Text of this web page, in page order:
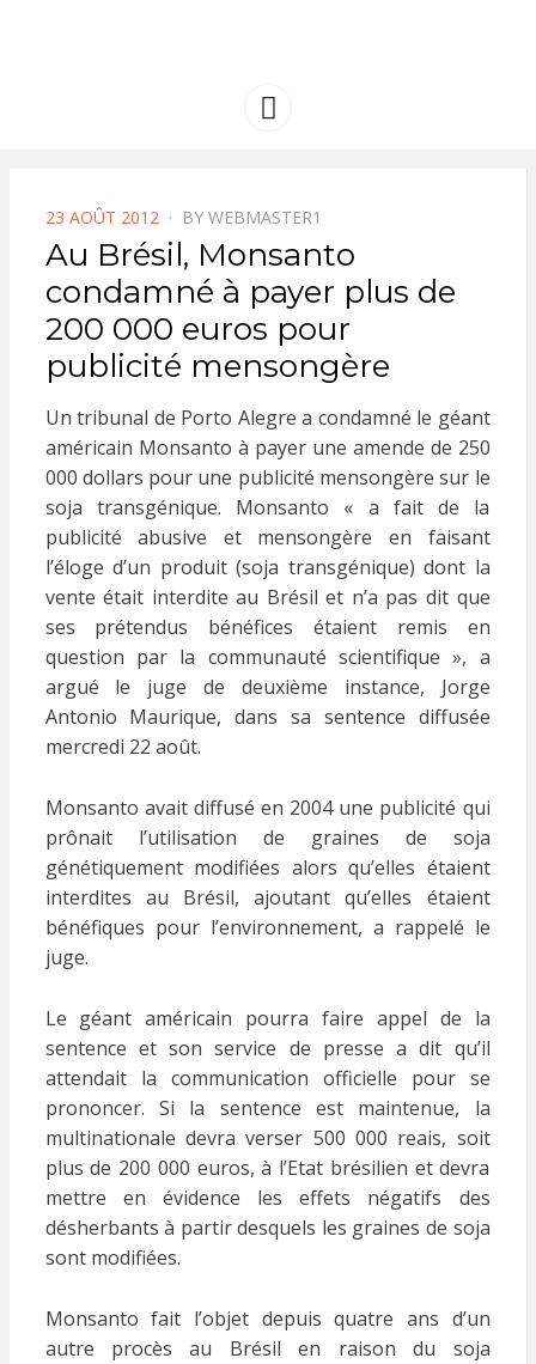
AMERIQUE
Menu
POSTED
ON
23 AOÛT 2012 BY WEBMASTER1
Au Brésil, Monsanto
condamné à payer plus de
200 000 euros pour
publicité mensongère
Un tribunal de Porto Alegre a condamné le géant
américain Monsanto à payer une amende de 250
000 dollars pour une publicité mensongère sur le
soja transgénique. Monsanto « a fait de la
publicité abusive et mensongère en faisant
l’éloge d’un produit (soja transgénique) dont la
vente était interdite au Brésil et n’a pas dit que
ses prétendus bénéfices étaient remis en
question par la communauté scientifique », a
argué le juge de deuxième instance, Jorge
Antonio Maurique, dans sa sentence diffusée
mercredi 22 août.
Monsanto avait diffusé en 2004 une publicité qui
prônait l’utilisation de graines de soja
génétiquement modifiées alors qu’elles étaient
interdites au Brésil, ajoutant qu’elles étaient
bénéfiques pour l’environnement, a rappelé le
juge.
Le géant américain pourra faire appel de la
sentence et son service de presse a dit qu’il
attendait la communication officielle pour se
prononcer. Si la sentence est maintenue, la
multinationale devra verser 500 000 reais, soit
plus de 200 000 euros, à l’Etat brésilien et devra
mettre en évidence les effets négatifs des
désherbants à partir desquels les graines de soja
sont modifiées.
Monsanto fait l’objet depuis quatre ans d’un
autre procès au Brésil en raison du soja